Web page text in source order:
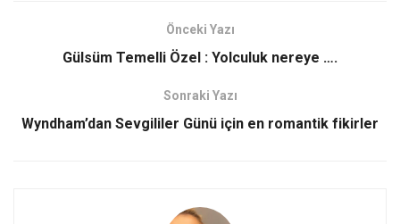
k
d
n
Önceki Yazı
Gülsüm Temelli Özel : Yolculuk nereye ….
Sonraki Yazı
Wyndham’dan Sevgililer Günü için en romantik fikirler